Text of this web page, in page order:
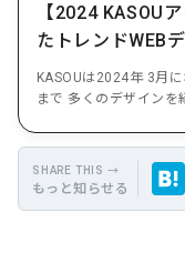
【2024 KASOU
たトレンドWEB
KASOUは2024年 3月
まで 多くのデザインを
もっと知らせる
Hate